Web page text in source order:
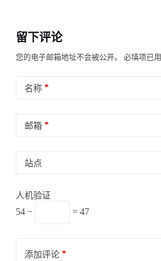
留下评论
您的电子邮箱地址不会被公开。 必填项已用
名称*
邮箱*
站点
人机验证
54 − = 47
添加评论*